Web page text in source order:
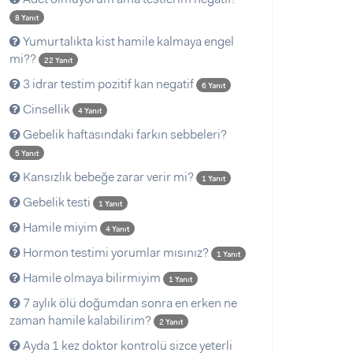
8 Yanıt
Yumurtalıkta kist hamile kalmaya engel
mi??
22 Yanıt
3 idrar testim pozitif kan negatif 6 Yanıt
Cinsellik 4 Yanıt
Gebelik haftasındaki farkın sebbeleri?
5 Yanıt
Kansızlık bebeğe zarar verir mi? 1 Yanıt
Gebelik testi 1 Yanıt
Hamile miyim 4 Yanıt
Hormon testimi yorumlar mısınız? 1 Yanıt
Hamile olmaya bilirmiyim 1 Yanıt
7 aylık ölü doğumdan sonra en erken ne
zaman hamile kalabilirim?
2 Yanıt
Ayda 1 kez doktor kontrolü sizce yeterli